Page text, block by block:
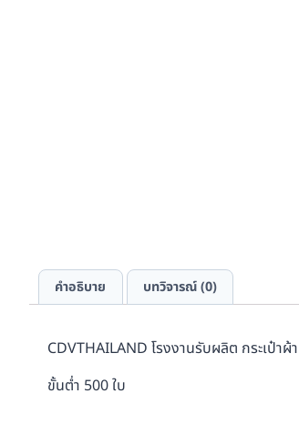
คำอธิบาย บทวิจารณ์ (0)
CDVTHAILAND โรงงานรับผลิต กระเป๋
ขั้นต่ำ 500 ใบ